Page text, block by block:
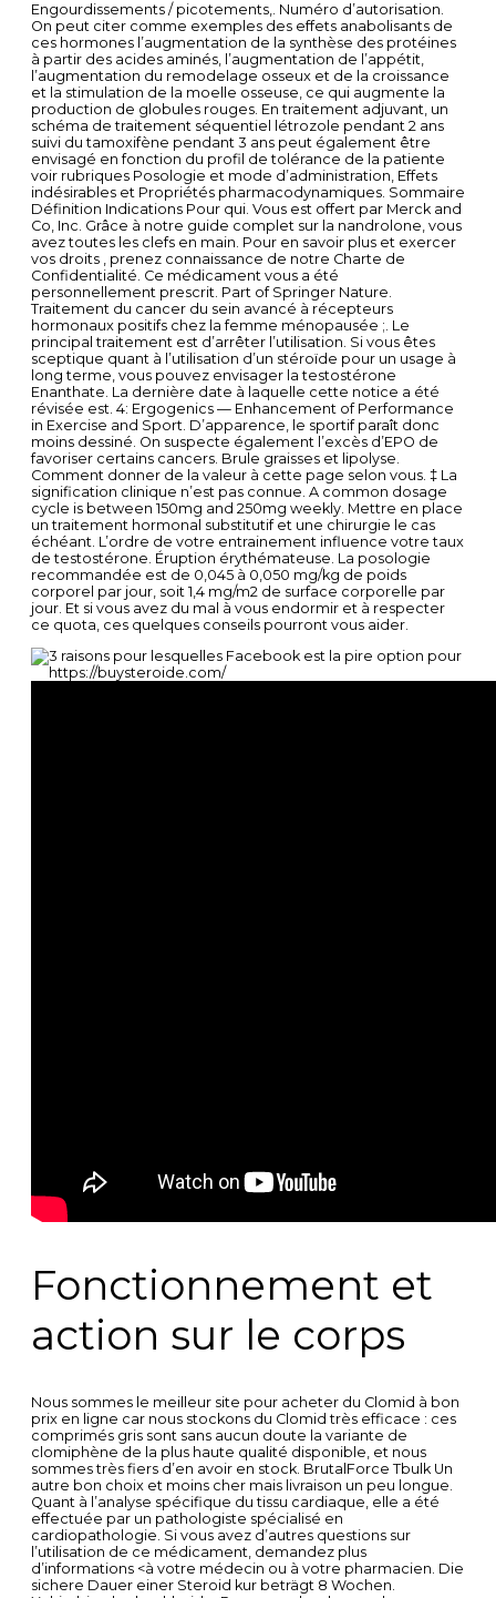
Engourdissements / picotements,. Numéro d’autorisation.
On peut citer comme exemples des effets anabolisants de
ces hormones l’augmentation de la synthèse des protéines
à partir des acides aminés, l’augmentation de l’appétit,
l’augmentation du remodelage osseux et de la croissance
et la stimulation de la moelle osseuse, ce qui augmente la
production de globules rouges. En traitement adjuvant, un
schéma de traitement séquentiel létrozole pendant 2 ans
suivi du tamoxifène pendant 3 ans peut également être
envisagé en fonction du profil de tolérance de la patiente
voir rubriques Posologie et mode d’administration, Effets
indésirables et Propriétés pharmacodynamiques. Sommaire
Définition Indications Pour qui. Vous est offert par Merck and
Co, Inc. Grâce à notre guide complet sur la nandrolone, vous
avez toutes les clefs en main. Pour en savoir plus et exercer
vos droits , prenez connaissance de notre Charte de
Confidentialité. Ce médicament vous a été
personnellement prescrit. Part of Springer Nature.
Traitement du cancer du sein avancé à récepteurs
hormonaux positifs chez la femme ménopausée ;. Le
principal traitement est d’arrêter l’utilisation. Si vous êtes
sceptique quant à l’utilisation d’un stéroïde pour un usage à
long terme, vous pouvez envisager la testostérone
Enanthate. La dernière date à laquelle cette notice a été
révisée est. 4: Ergogenics — Enhancement of Performance
in Exercise and Sport. D’apparence, le sportif paraît donc
moins dessiné. On suspecte également l’excès d’EPO de
favoriser certains cancers. Brule graisses et lipolyse.
Comment donner de la valeur à cette page selon vous. ‡ La
signification clinique n’est pas connue. A common dosage
cycle is between 150mg and 250mg weekly. Mettre en place
un traitement hormonal substitutif et une chirurgie le cas
échéant. L’ordre de votre entrainement influence votre taux
de testostérone. Éruption érythémateuse. La posologie
recommandée est de 0,045 à 0,050 mg/kg de poids
corporel par jour, soit 1,4 mg/m2 de surface corporelle par
jour. Et si vous avez du mal à vous endormir et à respecter
ce quota, ces quelques conseils pourront vous aider.
Fonctionnement et
action sur le corps
Nous sommes le meilleur site pour acheter du Clomid à bon
prix en ligne car nous stockons du Clomid très efficace : ces
comprimés gris sont sans aucun doute la variante de
clomiphène de la plus haute qualité disponible, et nous
sommes très fiers d’en avoir en stock. BrutalForce Tbulk Un
autre bon choix et moins cher mais livraison un peu longue.
Quant à l’analyse spécifique du tissu cardiaque, elle a été
effectuée par un pathologiste spécialisé en
cardiopathologie. Si vous avez d’autres questions sur
l’utilisation de ce médicament, demandez plus
d’informations <à votre médecin ou à votre pharmacien. Die
sichere Dauer einer Steroid kur beträgt 8 Wochen.